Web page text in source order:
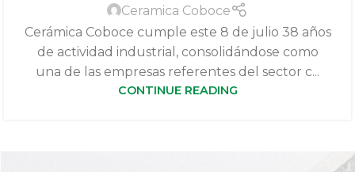
Ceramica Coboce
Cerámica Coboce cumple este 8 de julio 38 años
de actividad industrial, consolidándose como
una de las empresas referentes del sector c...
CONTINUE READING